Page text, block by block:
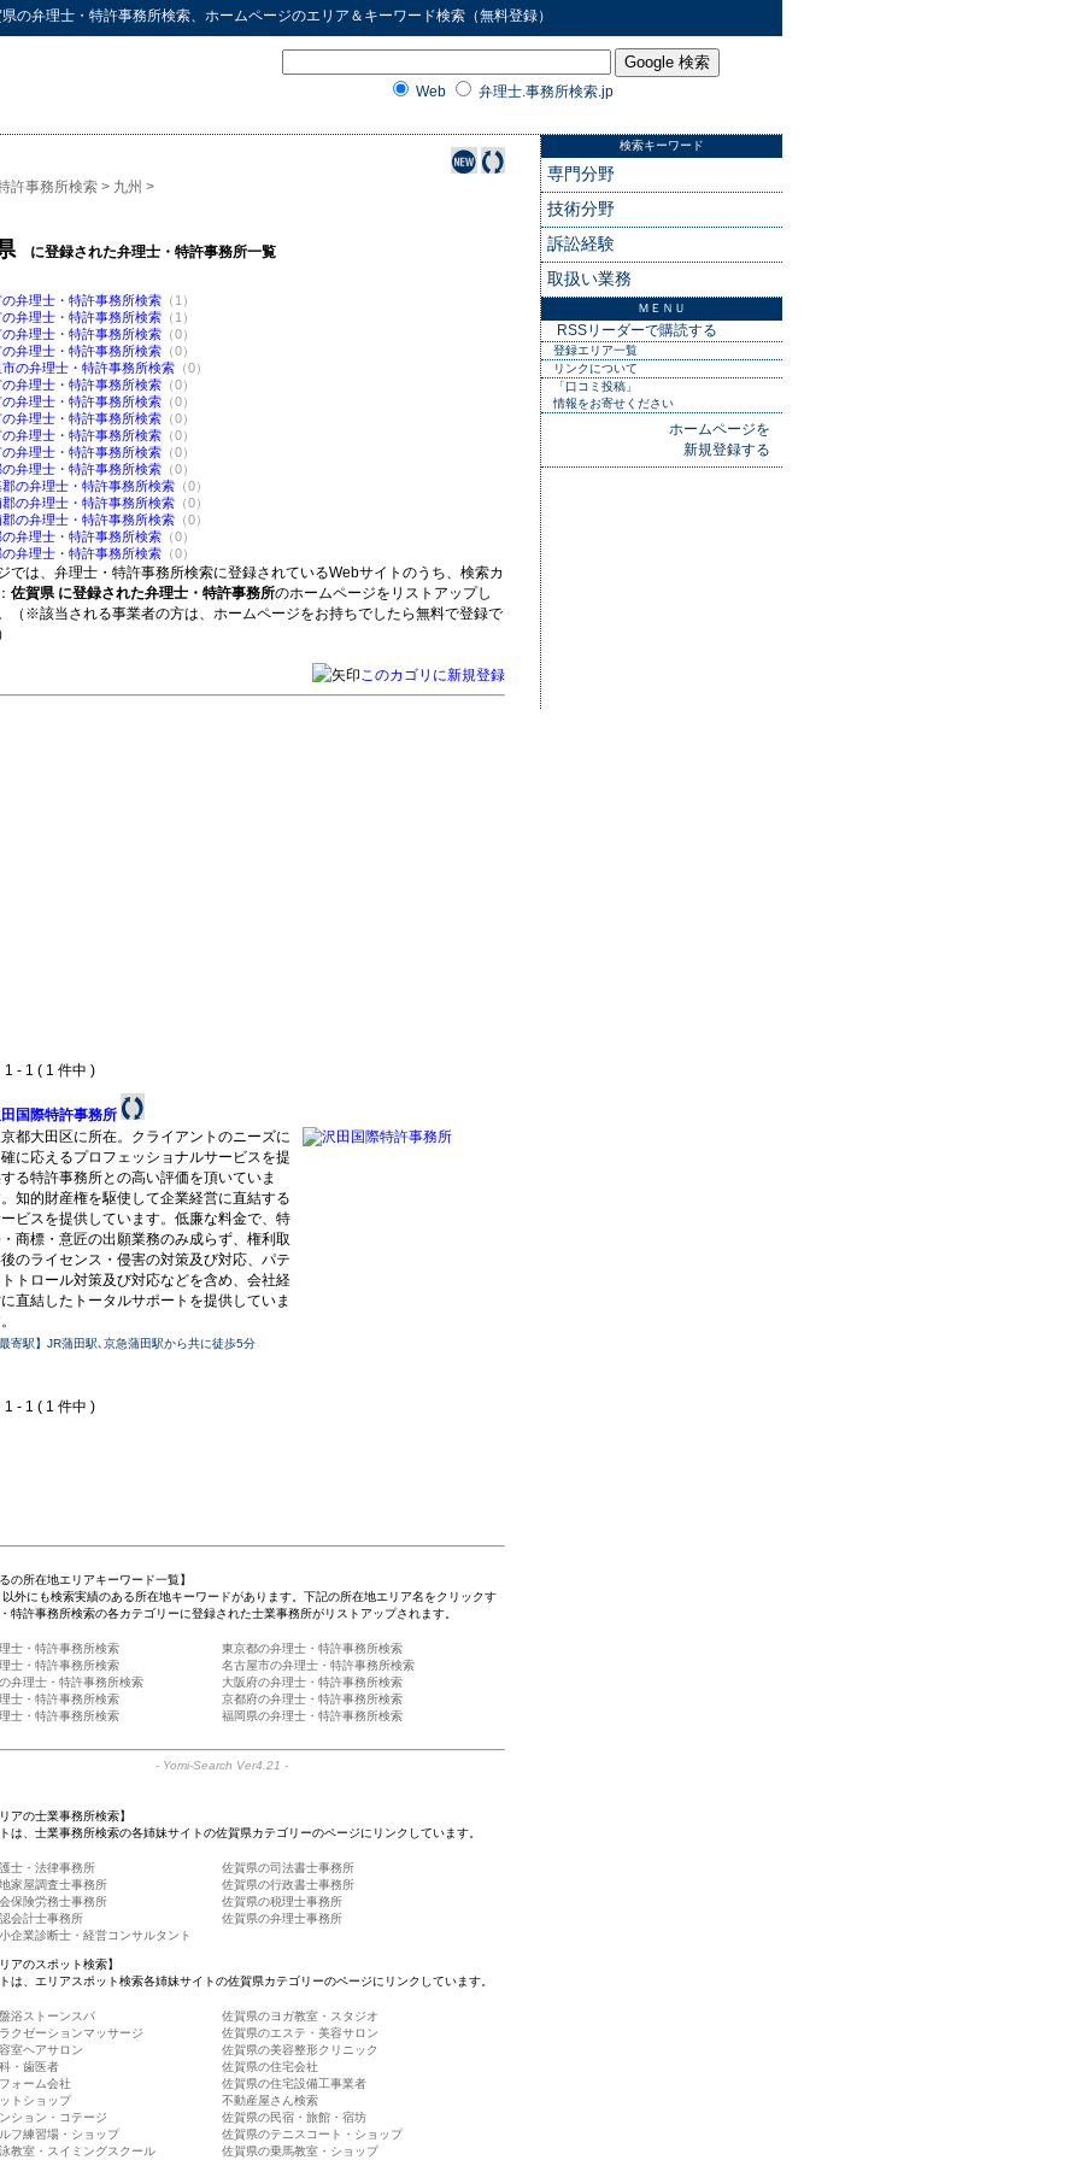
の弁理士・特許事務所検索、ホームページのエリア＆キーワード検索（無料登録）
Web 弁理士.事務所検索.jp
許事務所検索 > 九州 >
に登録された弁理士・特許事務所一覧
弁理士・特許事務所検索 （1）
の弁理士・特許事務所検索 （1）
の弁理士・特許事務所検索 （0）
の弁理士・特許事務所検索 （0）
の弁理士・特許事務所検索 （0）
弁理士・特許事務所検索 （0）
の弁理士・特許事務所検索 （0）
弁理士・特許事務所検索 （0）
弁理士・特許事務所検索 （0）
弁理士・特許事務所検索 （0）
弁理士・特許事務所検索 （0）
郡の弁理士・特許事務所検索 （0）
の弁理士・特許事務所検索 （0）
の弁理士・特許事務所検索 （0）
弁理士・特許事務所検索 （0）
弁理士・特許事務所検索 （0）
では、弁理士・特許事務所検索に登録されているWebサイトのうち、検索カ
佐賀県 に登録された弁理士・特許事務所のホームページをリストアップし
（※該当される事業者の方は、ホームページをお持ちでしたら無料で登録で
このカゴリに新規登録
- 1 ( 1 件中 )
国際特許事務所
都大田区に所在。クライアントのニーズに
に応えるプロフェッショナルサービスを提
る特許事務所との高い評価を頂いていま
知的財産権を駆使して企業経営に直結する
ビスを提供しています。低廉な料金で、特
商標・意匠の出願業務のみ成らず、権利取
のライセンス・侵害の対策及び対応、パテ
トロール対策及び対応などを含め、会社経
直結したトータルサポートを提供していま
最寄駅】JR蒲田駅､京急蒲田駅から共に徒歩5分
- 1 ( 1 件中 )
の所在地エリアキーワード一覧】
以外にも検索実績のある所在地キーワードがあります。下記の所在地エリア名をクリックす
特許事務所検索の各カテゴリーに登録された士業事務所がリストアップされます。
士・特許事務所検索
東京都の弁理士・特許事務所検索
士・特許事務所検索
名古屋市の弁理士・特許事務所検索
弁理士・特許事務所検索
大阪府の弁理士・特許事務所検索
士・特許事務所検索
京都府の弁理士・特許事務所検索
士・特許事務所検索
福岡県の弁理士・特許事務所検索
- Yomi-Search Ver4.21 -
アの士業事務所検索】
は、士業事務所検索の各姉妹サイトの佐賀県カテゴリーのページにリンクしています。
士・法律事務所
佐賀県の司法書士事務所
家屋調査士事務所
佐賀県の行政書士事務所
保険労務士事務所
佐賀県の税理士事務所
会計士事務所
佐賀県の弁理士事務所
企業診断士・経営コンサルタント
アのスポット検索】
は、エリアスポット検索各姉妹サイトの佐賀県カテゴリーのページにリンクしています。
浴ストーンスパ
佐賀県のヨガ教室・スタジオ
クゼーションマッサージ
佐賀県のエステ・美容サロン
室ヘアサロン
佐賀県の美容整形クリニック
・歯医者
佐賀県の住宅会社
ォーム会社
佐賀県の住宅設備工事業者
トショップ
不動産屋さん検索
ション・コテージ
佐賀県の民宿・旅館・宿坊
フ練習場・ショップ
佐賀県のテニスコート・ショップ
教室・スイミングスクール
佐賀県の乗馬教室・ショップ
検索キーワード
専門分野
技術分野
訴訟経験
取扱い業務
ＭＥＮＵ
RSSリーダーで購読する
登録エリア一覧
リンクについて
「口コミ投稿」
情報をお寄せください
ホームページを
新規登録する